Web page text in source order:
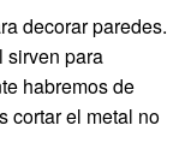
decorar paredes.
sirven para
habremos de
cortar el metal no